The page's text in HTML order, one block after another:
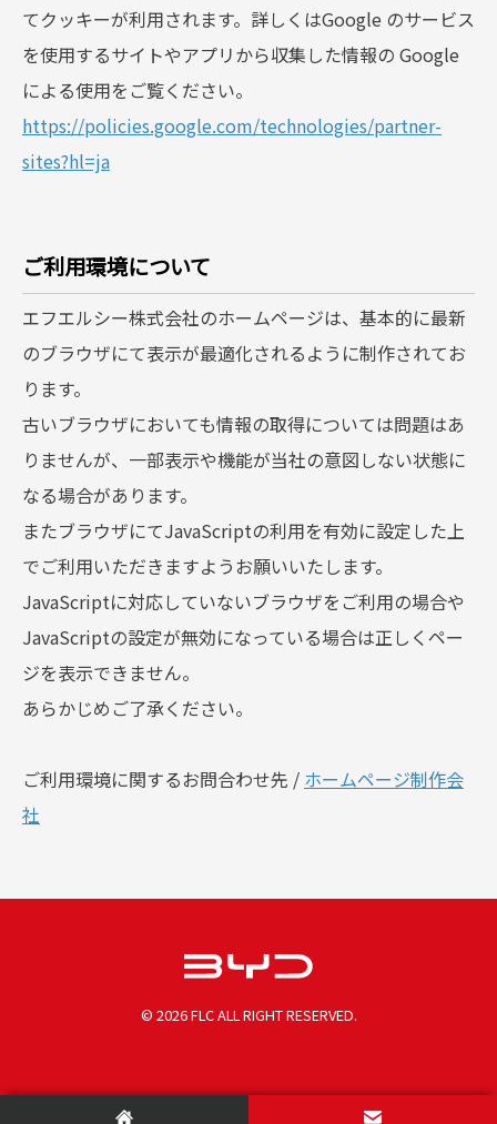
てクッキーが利用されます。詳しくはGoogle のサービス
を使用するサイトやアプリから収集した情報の Google
による使用をご覧ください。
https://policies.google.com/technologies/partner-
sites?hl=ja
ご利用環境について
エフエルシー株式会社のホームページは、基本的に最新
のブラウザにて表示が最適化されるように制作されてお
ります。
古いブラウザにおいても情報の取得については問題はあ
りませんが、一部表示や機能が当社の意図しない状態に
なる場合があります。
またブラウザにてJavaScriptの利用を有効に設定した上
でご利用いただきますようお願いいたします。
JavaScriptに対応していないブラウザをご利用の場合や
JavaScriptの設定が無効になっている場合は正しくペー
ジを表示できません。
あらかじめご了承ください。
ご利用環境に関するお問合わせ先 / ホームページ制作会
社
© 2026 FLC ALL RIGHT RESERVED.